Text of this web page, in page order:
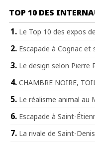
TOP 10 DES
Le Top 10 des expos
Escapade à Cognac et
Le design selon Pierre
CHAMBRE NOIRE,
Le réalisme animal au
Escapade à Saint-
La rivale de Saint-Denis